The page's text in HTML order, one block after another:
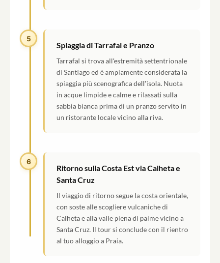
5
Spiaggia di Tarrafal e Pranzo
Tarrafal si trova all'estremità settentrionale
di Santiago ed è ampiamente considerata la
spiaggia più scenografica dell'isola. Nuota
in acque limpide e calme e rilassati sulla
sabbia bianca prima di un pranzo servito in
un ristorante locale vicino alla riva.
6
Ritorno sulla Costa Est via Calheta e
Santa Cruz
Il viaggio di ritorno segue la costa orientale,
con soste alle scogliere vulcaniche di
Calheta e alla valle piena di palme vicino a
Santa Cruz. Il tour si conclude con il rientro
al tuo alloggio a Praia.